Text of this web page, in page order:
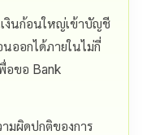
เงินก้อนใหญ่เข้าบัญชี
นออกได้ภายในไม่กี่
อขอ Bank
มผิดปกติของการ